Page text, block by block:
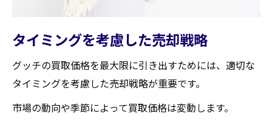
タイミングを考慮した売却戦略
グッチの買取価格を最大限に引き出すためには、適切な
タイミングを考慮した売却戦略が重要です。
市場の動向や季節によって買取価格は変動します。